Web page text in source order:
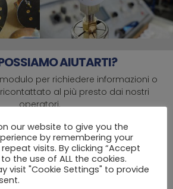
AIUTARTI?
per richiedere informazioni o
ricontattato al più presto dai nostri
operatori.
our website to give you the
by remembering your
visits. By clicking “Accept
the use of ALL the cookies.
visit "Cookie Settings" to provide